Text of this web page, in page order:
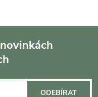
ODEBÍRAT